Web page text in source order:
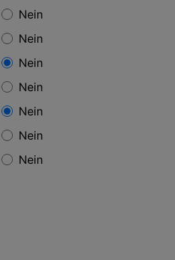
Nein
Nein
Nein
Nein
Nein
Nein
Nein